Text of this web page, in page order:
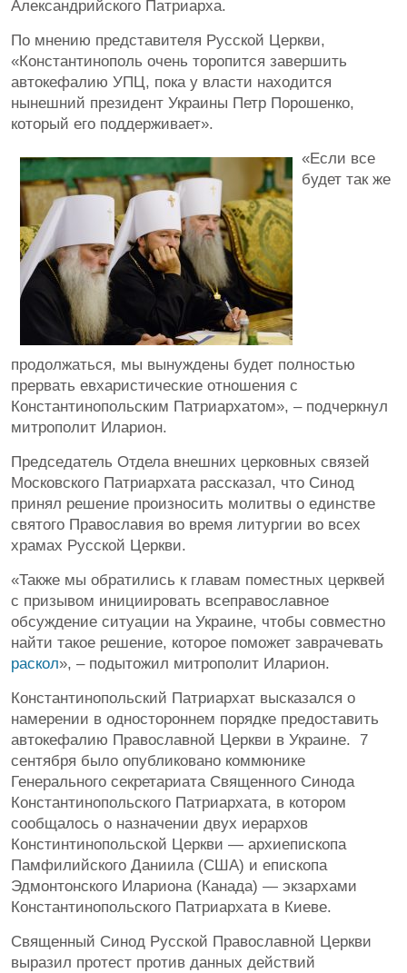
Александрийского Патриарха.
По мнению представителя Русской Церкви,
«Константинополь очень торопится завершить
автокефалию УПЦ, пока у власти находится
нынешний президент Украины Петр Порошенко,
который его поддерживает».
«Если все
будет так же
продолжаться, мы вынуждены будет полностью
прервать евхаристические отношения с
Константинопольским Патриархатом», – подчеркнул
митрополит Иларион.
Председатель Отдела внешних церковных связей
Московского Патриархата рассказал, что Синод
принял решение произносить молитвы о единстве
святого Православия во время литургии во всех
храмах Русской Церкви.
«Также мы обратились к главам поместных церквей
с призывом инициировать всеправославное
обсуждение ситуации на Украине, чтобы совместно
найти такое решение, которое поможет заврачевать
раскол», – подытожил митрополит Иларион.
Константинопольский Патриархат высказался о
намерении в одностороннем порядке предоставить
автокефалию Православной Церкви в Украине. 7
сентября было опубликовано коммюнике
Генерального секретариата Священного Синода
Константинопольского Патриархата, в котором
сообщалось о назначении двух иерархов
Констинтинопольской Церкви — архиепископа
Памфилийского Даниила (США) и епископа
Эдмонтонского Илариона (Канада) — экзархами
Константинопольского Патриархата в Киеве.
Священный Синод Русской Православной Церкви
выразил протест против данных действий